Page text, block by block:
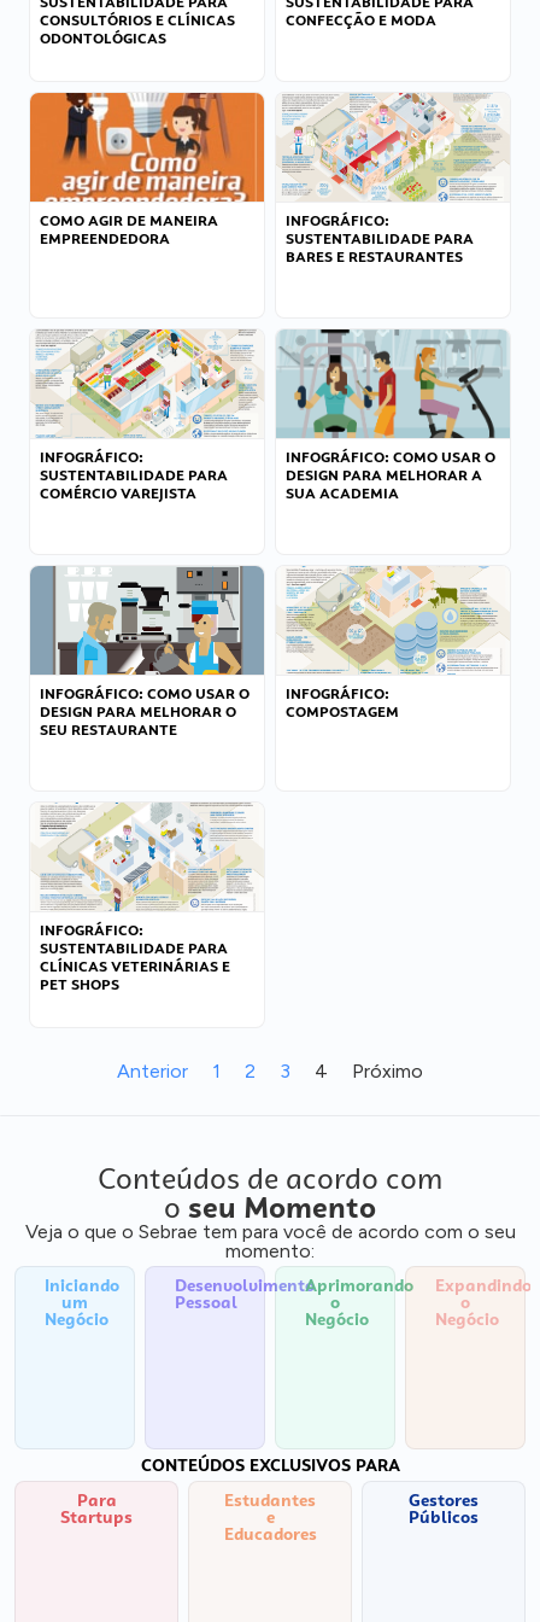
CONSULTÓRIOS E CLÍNICAS
ODONTOLÓGICAS
CONFECÇÃO E MODA
COMO AGIR DE MANEIRA
EMPREENDEDORA
INFOGRÁFICO:
SUSTENTABILIDADE PARA
BARES E RESTAURANTES
INFOGRÁFICO:
SUSTENTABILIDADE PARA
COMÉRCIO VAREJISTA
INFOGRÁFICO: COMO USAR O
DESIGN PARA MELHORAR A
SUA ACADEMIA
INFOGRÁFICO: COMO USAR O
DESIGN PARA MELHORAR O
SEU RESTAURANTE
INFOGRÁFICO:
COMPOSTAGEM
INFOGRÁFICO:
SUSTENTABILIDADE PARA
CLÍNICAS VETERINÁRIAS E
PET SHOPS
Anterior 1 2 3 4 Próximo
Conteúdos de acordo com
o seu Momento
Veja o que o Sebrae tem para você de acordo com o seu
momento:
Iniciando
um
Negócio
Desenvolvimento
Pessoal
Aprimorando
o
Negócio
Expandindo
o
Negócio
CONTEÚDOS EXCLUSIVOS PARA
Para
Startups
Estudantes
e
Educadores
Gestores
Públicos